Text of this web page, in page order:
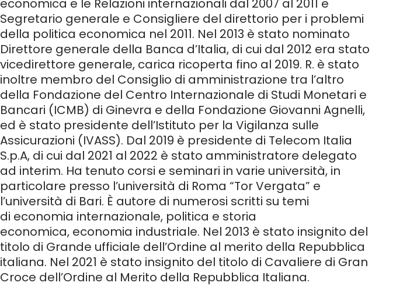
economica e le Relazioni internazionali dal 2007 al 2011 e
Segretario generale e Consigliere del direttorio per i problemi
della politica economica nel 2011. Nel 2013 è stato nominato
Direttore generale della Banca d’Italia, di cui dal 2012 era stato
vicedirettore generale, carica ricoperta fino al 2019. R. è stato
inoltre membro del Consiglio di amministrazione tra l’altro
della Fondazione del Centro Internazionale di Studi Monetari e
Bancari (ICMB) di Ginevra e della Fondazione Giovanni Agnelli,
ed è stato presidente dell’Istituto per la Vigilanza sulle
Assicurazioni (IVASS). Dal 2019 è presidente di Telecom Italia
S.p.A, di cui dal 2021 al 2022 è stato amministratore delegato
ad interim. Ha tenuto corsi e seminari in varie università, in
particolare presso l’università di Roma “Tor Vergata” e
l’università di Bari. È autore di numerosi scritti su temi
di economia internazionale, politica e storia
economica, economia industriale. Nel 2013 è stato insignito del
titolo di Grande ufficiale dell’Ordine al merito della Repubblica
italiana. Nel 2021 è stato insignito del titolo di Cavaliere di Gran
Croce dell’Ordine al Merito della Repubblica Italiana.